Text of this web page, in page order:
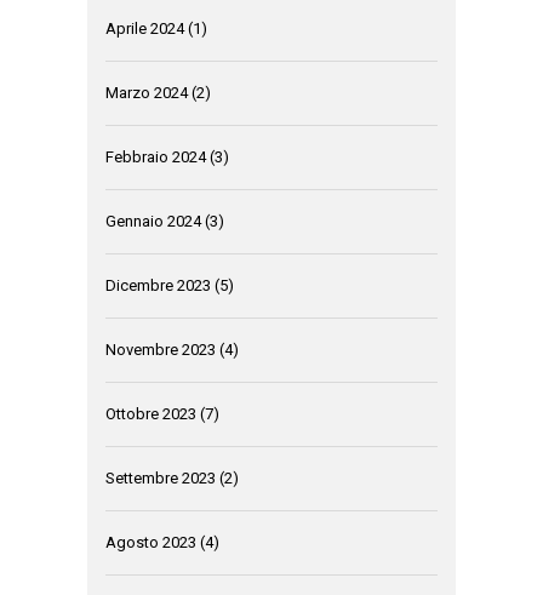
Aprile 2024(1)
Marzo 2024(2)
Febbraio 2024(3)
Gennaio 2024(3)
Dicembre 2023 (5)
Novembre 2023 (4)
Ottobre 2023 (7)
Settembre 2023 (2)
Agosto 2023 (4)